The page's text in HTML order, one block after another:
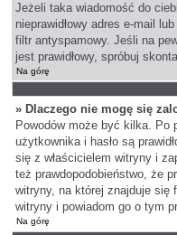
Jeżeli taka wiadomość do
nieprawidłowy adres e-mail
filtr antyspamowy. Jeśli na
jest prawidłowy, spróbuj
Na górę
» Dlaczego nie mogę się
Powodów może być kilka. Po
użytkownika i hasło są
się z właścicielem witryny i
też prawdopodobieństwo, że
witryny, na której znajduje się
witryny i powiadom go o tym
Na górę